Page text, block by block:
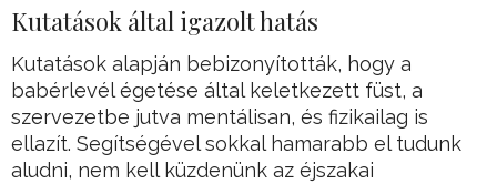
Kutatások által igazolt hatás
Kutatások alapján bebizonyították, hogy a
babérlevél égetése által keletkezett füst, a
szervezetbe jutva mentálisan, és fizikailag is
ellazít. Segítségével sokkal hamarabb el tudunk
aludni, nem kell küzdenünk az éjszakai